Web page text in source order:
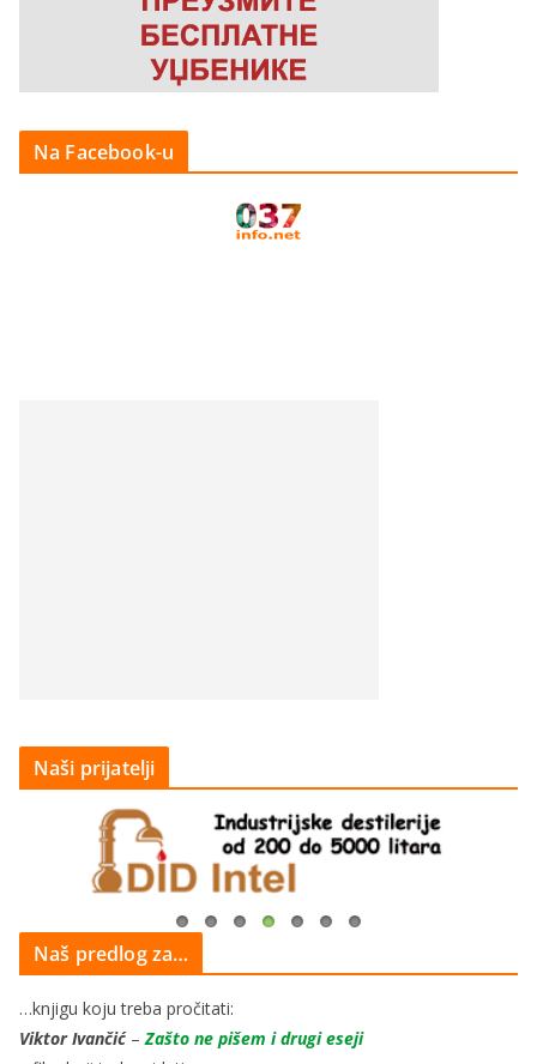
Na Facebook-u
Naši prijatelji
Naš predlog za…
…knjigu koju treba pročitati:
Viktor Ivančić–Zašto ne pišem i drugi eseji